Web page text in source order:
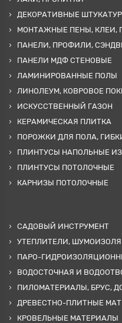
ДЕКОРАТИВНЫЕ
МОНТАЖНЫЕ ПЕНЫ, КЛЕИ,
ПАНЕЛИ, ПРОФИЛИ,
ПАНЕЛИ МДФ СТЕНОВЫЕ
ЛАМИНИРОВАННЫЕ ПОЛЫ
ЛИНОЛЕУМ, КОВРОВОЕ
ИСКУССТВЕННЫЙ ГАЗОН
КЕРАМИЧЕСКАЯ ПЛИТКА
ПОРОЖКИ ДЛЯ ПОЛА,
ПЛИНТУСЫ НАПОЛЬНЫЕ
ПЛИНТУСЫ ПОТОЛОЧНЫЕ
КАРНИЗЫ ПОТОЛОЧНЫЕ
САДОВЫЙ ИНСТРУМЕНТ
УТЕПЛИТЕЛИ,
ПАРО-
ВОДОСТОЧНАЯ И
ПИЛОМАТЕРИАЛЫ, БРУС,
ДРЕВЕСТНО-ПЛИТНЫЕ
КРОВЕЛЬНЫЕ МАТЕРИАЛЫ